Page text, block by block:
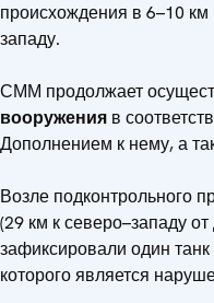
происхождения в 6–10 км
западу.
СММ продолжает
вооружения в
Дополнением к нему, а
Возле подконтрольного
(29 км к северо–западу
зафиксировали один
которого является